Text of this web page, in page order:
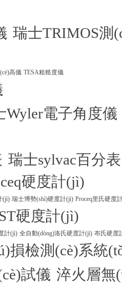
瑞士TRIMOS測
高儀 TESA粗糙度儀
Wyler電子角度儀
瑞士sylvac百分表
硬度計(jì)
(jì) 瑞士博勢(shì)硬度計(jì) Proceq里氏硬度
硬度計(jì)
計(jì) 全自動(dòng)洛氏硬度計(jì) 布氏硬度
損檢測(cè)系統
試儀 淬火層無